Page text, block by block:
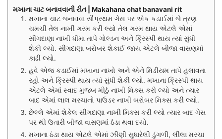
મખાના ચાટ બનાવવાની રીત | Makahana chat banavani rit
મખાના ચાટ બનાવવા સૌપ્રથમ ગેસ પર એક કડાઈમાં બે ત્રણ
ચમચી તેલ નાખી ગરમ કરી લ્યો તેલ ગરમ થાય એટલે એમાં
સીંગદાણા નાખી ધીમા તાપે ગોલ્ડન અને ક્રિસ્પી થાય ત્યાં સુંધી
શેકી લ્યો. સીંગદાણા બરોબર શેકાઈ જાય એટલે બીજા વાસણમાં
કાઢી લ્યો.
હવે એજ કડાઈમાં મખાના નાખો અને એને મિડીયમ તાપે હલાવતા
રહો અને ક્રિસ્પી થાય ત્યાં સુંધી શેકી લ્યો. મખાના ક્રિસ્પી થાય
એટલે એમાં સ્વાદ મુજબ મીઠું નાખી મિક્સ કરી લ્યો અને ત્યાર
બાદ એમાં લાલ મરચાનો પાઉડર નાખી બરોબર મિક્સ કરી લ્યો.
છેલ્લે એમાં શેકેલ સીંગદાણા નાખી મિક્સ કરી લ્યો ત્યાર બાદ ગેસ
પર થી ઉતારી બીજા વાસણમાં ઠંડા થવા દયો.
મખાના ઠંડા થાય એટલે એમાં ઝીણી સુધારેલી ડુંગળી, લીલા મરચા